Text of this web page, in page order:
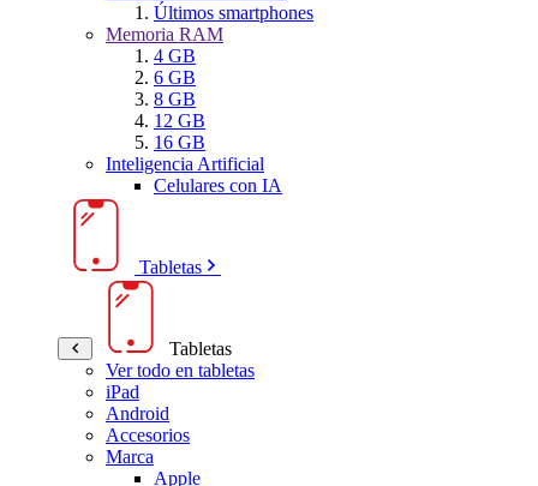
Últimos smartphones
Memoria RAM
4 GB
6 GB
8 GB
12 GB
16 GB
Inteligencia Artificial
Celulares con IA
Tabletas
Tabletas
Ver todo en tabletas
iPad
Android
Accesorios
Marca
Apple